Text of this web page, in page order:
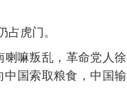
虎门。
喇嘛叛乱，革命党人徐
国索取粮食，中国输